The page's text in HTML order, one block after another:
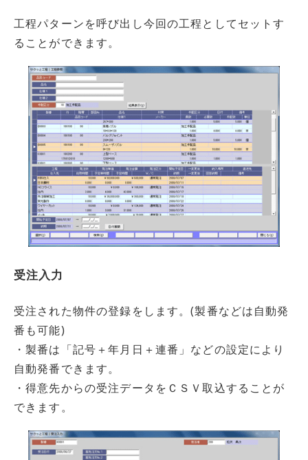
工程パターンを呼び出し今回の工程としてセットす
ることができます。
受注入力
受注された物件の登録をします。(製番などは自動発
番も可能)
・製番は「記号＋年月日＋連番」などの設定により
自動発番できます。
・得意先からの受注データをＣＳＶ取込することが
できます。